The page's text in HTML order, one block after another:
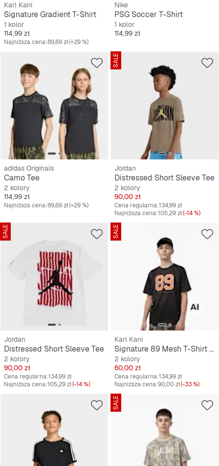
Karl Kani
Signature Gradient T-Shirt
1 kolor
Cena
114,99 zł
Najniższa cena:89,69 zł(+29 %)
Nike
PSG Soccer T-Shirt
1 kolor
Cena
114,99 zł
adidas Originals
Camo Tee
2 kolory
Cena
114,99 zł
Najniższa cena:89,69 zł(+29 %)
SALE
Jordan
Distressed Short Sleeve Tee
2 kolory
Cena
90,00 zł
Cena regularna:134,99 zł
Najniższa cena:105,29 zł(-14 %)
SALE
Jordan
Distressed Short Sleeve Tee
2 kolory
Cena
90,00 zł
Cena regularna:134,99 zł
Najniższa cena:105,29 zł(-14 %)
SALE
Karl Kani
Signature 89 Mesh T-Shirt Junior
2 kolory
Cena
60,00 zł
Cena regularna:134,99 zł
Najniższa cena:90,00 zł(-33 %)
SALE